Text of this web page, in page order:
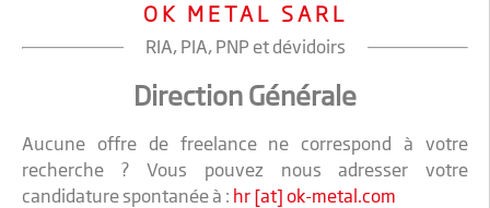
OK METAL SARL
RIA, PIA, PNP et dévidoirs
Direction Générale
Aucune offre de freelance ne correspond à votre
recherche ? Vous pouvez nous adresser votre
candidature spontanée à : hr [at] ok-metal.com